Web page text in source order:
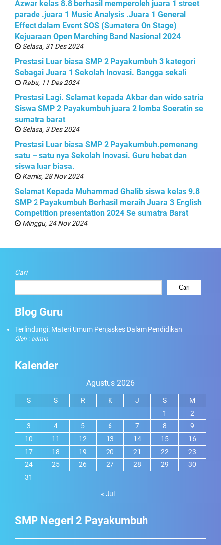
Azwar kelas 8.8 berhasil memperoleh juara 1 street
parade .juara 1 Music Analysis .Juara 1 General
Effect dalam Event SOS (Sumatera On Stage)
Kejuaraan Open Marching Band Nasional 2024
Selasa, 31 Des 2024
Prestasi Luar biasa SMP 2 Payakumbuh 3 kategori
Sebagai Juara 1 Sekolah Inovasi. Bangga sekali
Rabu, 11 Des 2024
Prestasi Lagi. Selamat kepada Akbar dan wido satria
Siswa SMP 2 Payakumbuh juara 2 lomba Soeratin se
sumatra barat
Selasa, 3 Des 2024
Prestasi Luar biasa SMP 2 Payakumbuh.pemenang
satu – satu nya Sekolah Inovasi. Guru hebat dan
siswa luar biasa.
Kamis, 28 Nov 2024
Selamat Kepada Muhammad Ghalib siswa kelas 9.8
SMP 2 Payakumbuh Berhasil meraih Juara 3 English
Competition presentation 2024 Se sumatra Barat
Minggu, 24 Nov 2024
Cari
Cari
Blog Guru
Terlindungi: Materi Umum Penjaskes Dalam Pendidikan
Oleh : admin
Kalender
Agustus 2026
S S R K J S
M
1
2
3
4 5 6 7 8
9
10
11 12 13 14 15
16
17
18 19 20 21 22
23
24
25 26 27 28 29
30
31
« Jul
SMP Negeri 2 Payakumbuh